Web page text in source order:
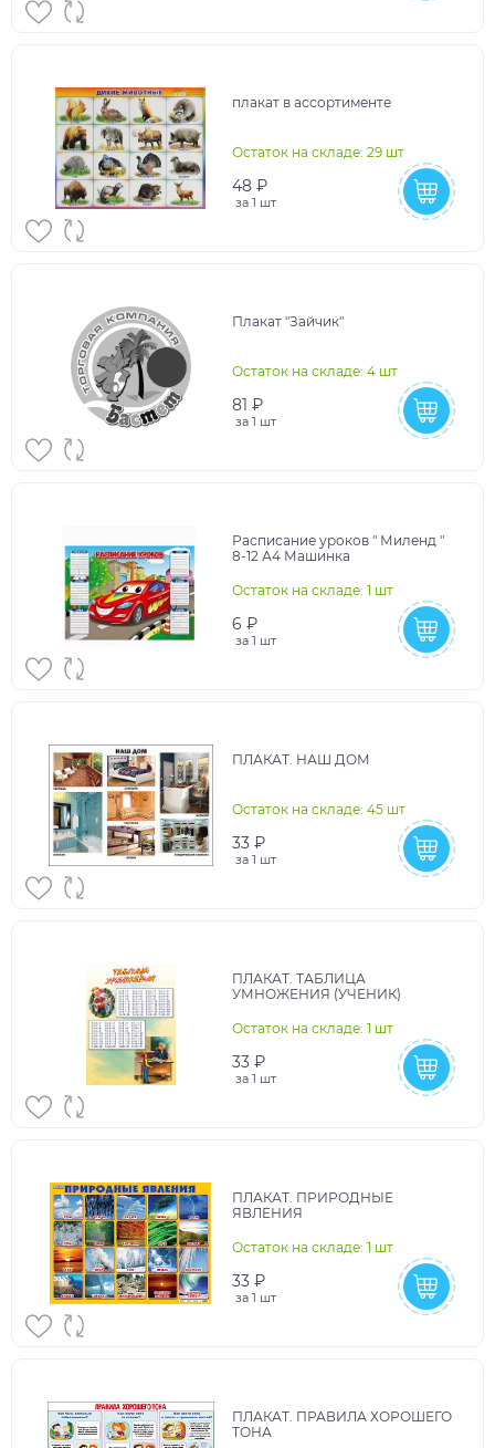
плакат в ассортименте
Остаток на складе: 29 шт
48 ₽
за 1 шт
Плакат "Зайчик"
Остаток на складе: 4 шт
81 ₽
за 1 шт
Расписание уроков " Миленд "
8-12 А4 Машинка
Остаток на складе: 1 шт
6 ₽
за 1 шт
ПЛАКАТ. НАШ ДОМ
Остаток на складе: 45 шт
33 ₽
за 1 шт
ПЛАКАТ. ТАБЛИЦА
УМНОЖЕНИЯ (УЧЕНИК)
Остаток на складе: 1 шт
33 ₽
за 1 шт
ПЛАКАТ. ПРИРОДНЫЕ
ЯВЛЕНИЯ
Остаток на складе: 1 шт
33 ₽
за 1 шт
ПЛАКАТ. ПРАВИЛА ХОРОШЕГО
ТОНА